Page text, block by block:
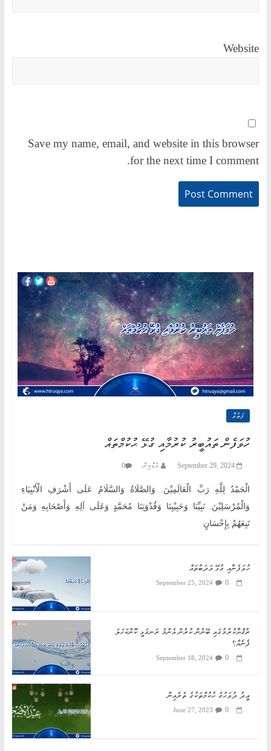
Website
Save my name, email, and website in this browser
for the next time I comment.
ފަތުވާ
ހުވަފެން ތައުބީރު ކުރުމާއި ގުޅޭ ޙުކުމްތައް
September 29, 2024 އެޑްމިން 0
الْحَمْدُ لِلَّهِ رَبِّ الْعَالَمِيْنَ. وَالصَّلَاةُ وَالسَّلَامُ عَلَى أَشْرَفِ الْأَنْبِيَاءِ
وَالْمُرْسَلِيْنَ. نَبِيِّنَا وَحَبِيْبِنَا وَقُدْوَتِنَا مُحَمَّدٍ وَعَلَى آلِهِ وَأَصْحَابِهِ وَمَنْ
تَبِعَهُمْ بِإِحْسَانٍ
ހުވަފެނާއި ގުޅޭ އަދަބުތައް
September 25, 2024 0
ރުޤްޔާކުރުމުގައި ބޭނުން ކުރުން އެންމެ ރަނގަޅީ ކޮންކަހަލަ
ފެނެއް؟
September 18, 2024 0
ޢީދު ދުވަހުގެ ޙުކުމްތަކުގެ ތެރެއިން
June 27, 2023 0